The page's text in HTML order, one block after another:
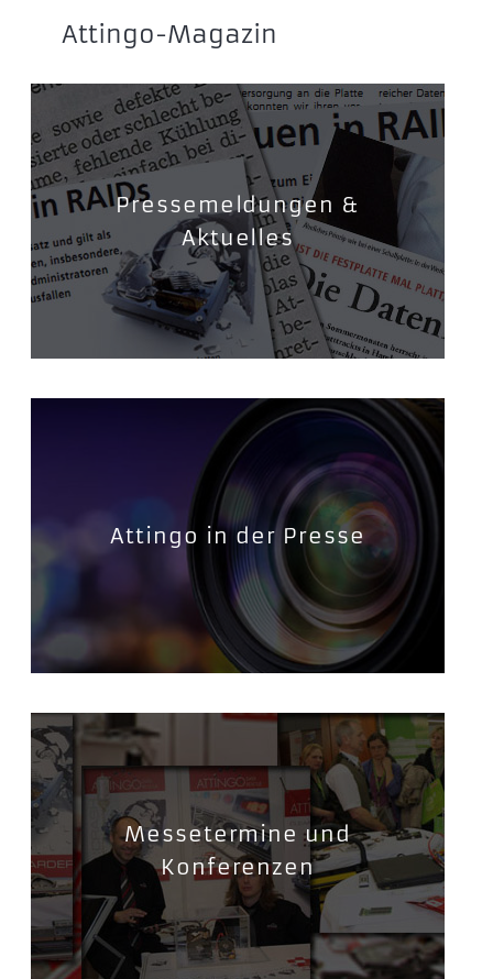
Attingo-Magazin
Pressemeldungen &
Aktuelles
Attingo in der Presse
Messetermine und
Konferenzen